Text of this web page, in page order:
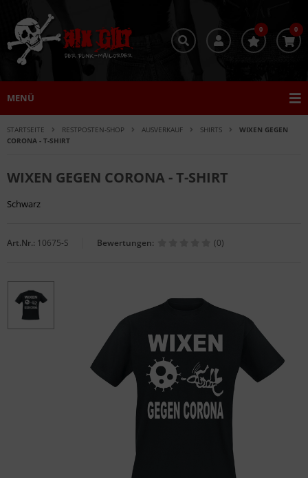
0 0
MENÜ
STARTSEITE RESTPOSTEN-SHOP AUSVERKAUF SHIRTS
WIXEN GEGEN
CORONA - T-SHIRT
WIXEN GEGEN CORONA - T-SHIRT
Schwarz
Art.Nr.: 10675-S Bewertungen: (0)